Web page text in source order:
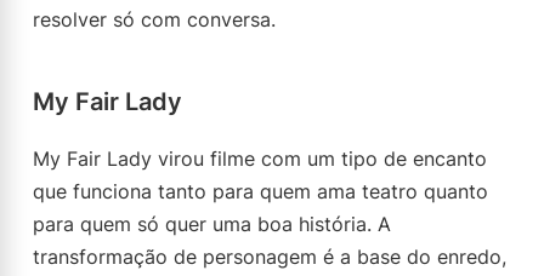
resolver só com conversa.
My Fair Lady
My Fair Lady virou filme com um tipo de encanto
que funciona tanto para quem ama teatro quanto
para quem só quer uma boa história. A
transformação de personagem é a base do enredo,